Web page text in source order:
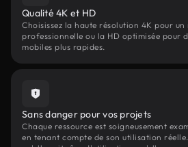
Qualité 4K et HD
Choisissez la haute résolution 4K pour
professionnelle ou la HD optimisée pour
mobiles plus rapides.
Sans danger pour vos projets
Chaque ressource est soigneusement
en tenant compte de son utilisation